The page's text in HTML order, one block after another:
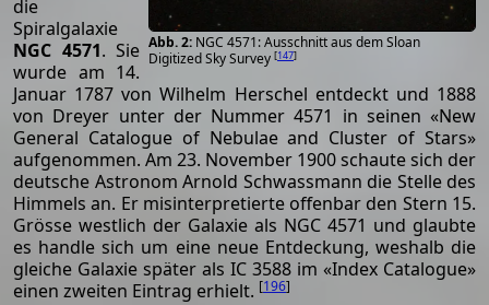
NGC 4571: Ausschnitt aus dem Sloan
Digitized Sky Survey [147]
die
Spiralgalaxie
NGC 4571. Sie
wurde am 14.
Januar 1787 von Wilhelm Herschel entdeckt und 1888
von Dreyer unter der Nummer 4571 in seinen «New
General Catalogue of Nebulae and Cluster of Stars»
aufgenommen. Am 23. November 1900 schaute sich der
deutsche Astronom Arnold Schwassmann die Stelle des
Himmels an. Er misinterpretierte offenbar den Stern 15.
Grösse westlich der Galaxie als NGC 4571 und glaubte
es handle sich um eine neue Entdeckung, weshalb die
gleiche Galaxie später als IC 3588 im «Index Catalogue»
einen zweiten Eintrag erhielt. [196]